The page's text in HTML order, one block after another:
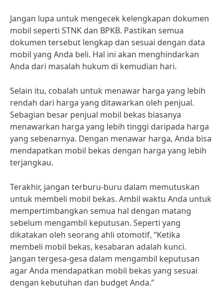
Jangan lupa untuk mengecek kelengkapan dokumen
mobil seperti STNK dan BPKB. Pastikan semua
dokumen tersebut lengkap dan sesuai dengan data
mobil yang Anda beli. Hal ini akan menghindarkan
Anda dari masalah hukum di kemudian hari.
Selain itu, cobalah untuk menawar harga yang lebih
rendah dari harga yang ditawarkan oleh penjual.
Sebagian besar penjual mobil bekas biasanya
menawarkan harga yang lebih tinggi daripada harga
yang sebenarnya. Dengan menawar harga, Anda bisa
mendapatkan mobil bekas dengan harga yang lebih
terjangkau.
Terakhir, jangan terburu-buru dalam memutuskan
untuk membeli mobil bekas. Ambil waktu Anda untuk
mempertimbangkan semua hal dengan matang
sebelum mengambil keputusan. Seperti yang
dikatakan oleh seorang ahli otomotif, “Ketika
membeli mobil bekas, kesabaran adalah kunci.
Jangan tergesa-gesa dalam mengambil keputusan
agar Anda mendapatkan mobil bekas yang sesuai
dengan kebutuhan dan budget Anda.”